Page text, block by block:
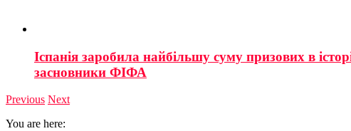
Іспанія заробила найбільшу суму призових в
засновники ФІФА
Previous Next
You are here: